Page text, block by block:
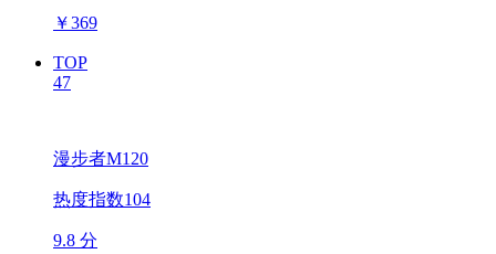
￥369
TOP
47
漫步者M120
热度指数104
9.8 分